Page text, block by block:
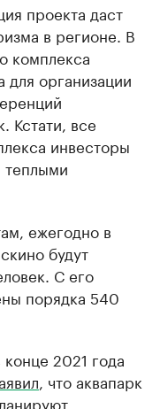
проекта даст
в регионе. В
комплекса
организации
Кстати, все
инвесторы
теплыми
ежегодно в
будут
С его
порядка 540
2021 года
, что аквапарк